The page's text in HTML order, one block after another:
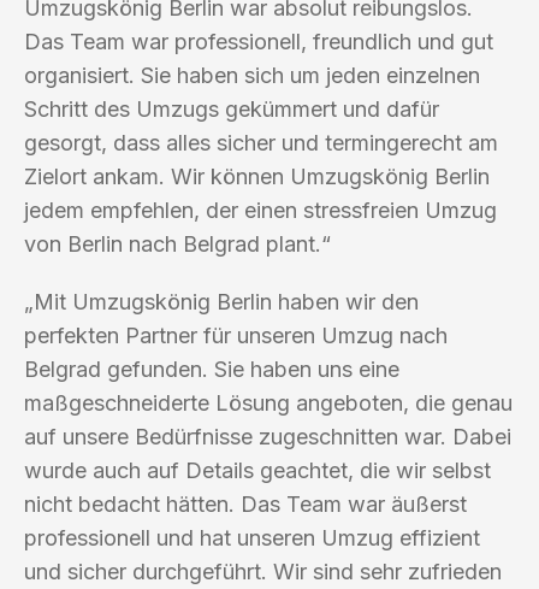
Umzugskönig Berlin war absolut reibungslos.
Das Team war professionell, freundlich und gut
organisiert. Sie haben sich um jeden einzelnen
Schritt des Umzugs gekümmert und dafür
gesorgt, dass alles sicher und termingerecht am
Zielort ankam. Wir können Umzugskönig Berlin
jedem empfehlen, der einen stressfreien Umzug
von Berlin nach Belgrad plant.“
„Mit Umzugskönig Berlin haben wir den
perfekten Partner für unseren Umzug nach
Belgrad gefunden. Sie haben uns eine
maßgeschneiderte Lösung angeboten, die genau
auf unsere Bedürfnisse zugeschnitten war. Dabei
wurde auch auf Details geachtet, die wir selbst
nicht bedacht hätten. Das Team war äußerst
professionell und hat unseren Umzug effizient
und sicher durchgeführt. Wir sind sehr zufrieden